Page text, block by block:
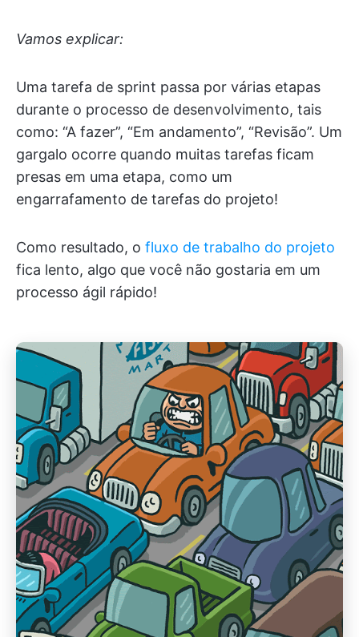
Vamos explicar:
Uma tarefa de sprint passa por várias etapas
durante o processo de desenvolvimento, tais
como: “A fazer”, “Em andamento”, “Revisão”. Um
gargalo ocorre quando muitas tarefas ficam
presas em uma etapa, como um
engarrafamento de tarefas do projeto!
Como resultado, o fluxo de trabalho do projeto
fica lento, algo que você não gostaria em um
processo ágil rápido!